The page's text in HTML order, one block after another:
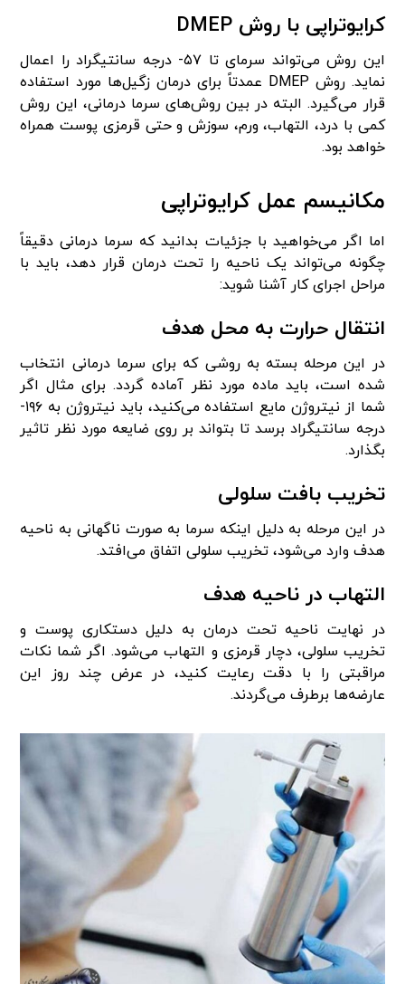
کرایوتراپی با روش DMEP
این روش می‌تواند سرمای تا ۵۷- درجه سانتیگراد را اعمال
نماید. روش DMEP عمدتاً برای درمان زگیل‌ها مورد استفاده
قرار می‌گیرد. البته در بین روش‌های سرما درمانی، این روش
کمی با درد، التهاب، ورم، سوزش و حتی قرمزی پوست همراه
خواهد بود.
مکانیسم عمل کرایوتراپی
اما اگر می‌خواهید با جزئیات بدانید که سرما درمانی دقیقاً
چگونه می‌تواند یک ناحیه را تحت درمان قرار دهد، باید با
مراحل اجرای کار آشنا شوید:
انتقال حرارت به محل هدف
در این مرحله بسته به روشی که برای سرما درمانی انتخاب
شده است، باید ماده مورد نظر آماده گردد. برای مثال اگر
شما از نیتروژن مایع استفاده می‌کنید، باید نیتروژن به ۱۹۶-
درجه سانتیگراد برسد تا بتواند بر روی ضایعه مورد نظر تاثیر
بگذارد.
تخریب بافت سلولی
در این مرحله به دلیل اینکه سرما به صورت ناگهانی به ناحیه
هدف وارد می‌شود، تخریب سلولی اتفاق می‌افتد.
التهاب در ناحیه هدف
در نهایت ناحیه تحت درمان به دلیل دستکاری پوست و
تخریب سلولی، دچار قرمزی و التهاب می‌شود. اگر شما نکات
مراقبتی را با دقت رعایت کنید، در عرض چند روز این
عارضه‌ها برطرف می‌گردند.